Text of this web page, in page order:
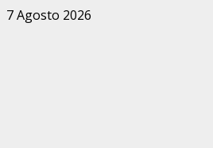
Zum
7 Agosto 2026